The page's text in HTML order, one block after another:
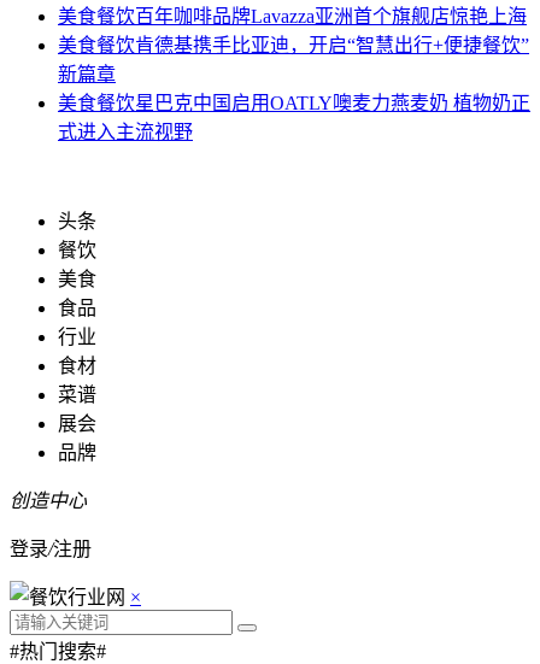
美食餐饮百年咖啡品牌Lavazza亚洲首个旗舰店惊艳上海
美食餐饮肯德基携手比亚迪，开启“智慧出行+便捷餐饮”
新篇章
美食餐饮星巴克中国启用OATLY噢麦力燕麦奶 植物奶正
式进入主流视野
头条
餐饮
美食
食品
行业
食材
菜谱
展会
品牌
创造中心
登录/注册
×
#热门搜索#